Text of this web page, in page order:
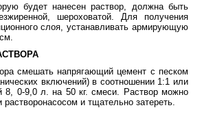
будет нанесен раствор, должна быть
шероховатой. Для получения
слоя, устанавливать армирующую
смешать напрягающий цемент с песком
включений) в соотношении 1:1 или
8, 0-9,0 л. на 50 кг. смеси. Раствор можно
и тщательно затереть.